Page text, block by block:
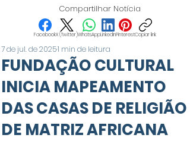
Compartilhar Notícia
FacebookX (Twitter)WhatsAppLinkedInPinterestCopiar link
FUNDAÇÃO CULTURAL
INICIA MAPEAMENTO
DAS CASAS DE RELIGIÃO
DE MATRIZ AFRICANA
7 de jul. de 20251 min de leitura